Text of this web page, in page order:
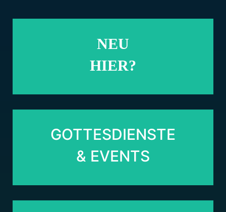
NEU
HIER?
NEU
HIER?
GOTTESDIENSTE
& EVENTS
GOTTESDIENSTE
& EVENTS